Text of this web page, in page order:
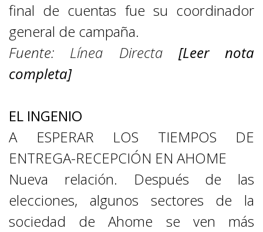
final de cuentas fue su coordinador
general de campaña.
Fuente: Línea Directa [Leer nota
completa]
EL INGENIO
A ESPERAR LOS TIEMPOS DE
ENTREGA-RECEPCIÓN EN AHOME
Nueva relación. Después de las
elecciones, algunos sectores de la
sociedad de Ahome se ven más